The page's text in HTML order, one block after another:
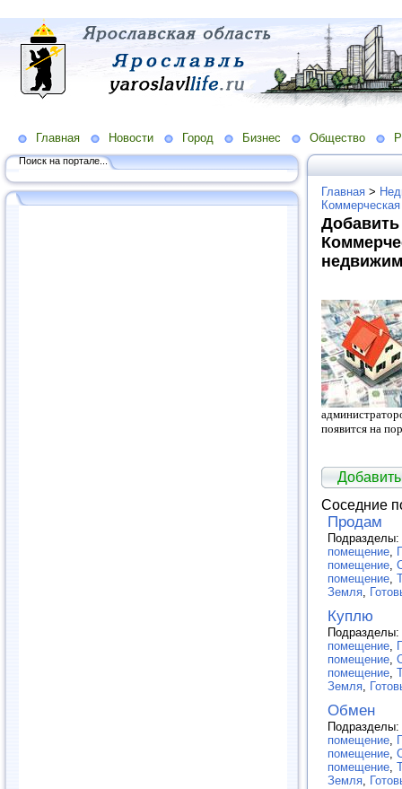
Главная Новости Город Бизнес Общество
Поиск на портале...
Главная >
появится на
Соседние
Продам
Подразделы:
помещение,
помещение,
помещение,
Земля,
Куплю
Подразделы:
помещение,
помещение,
помещение,
Земля,
Обмен
Подразделы:
помещение,
помещение,
помещение,
Земля,